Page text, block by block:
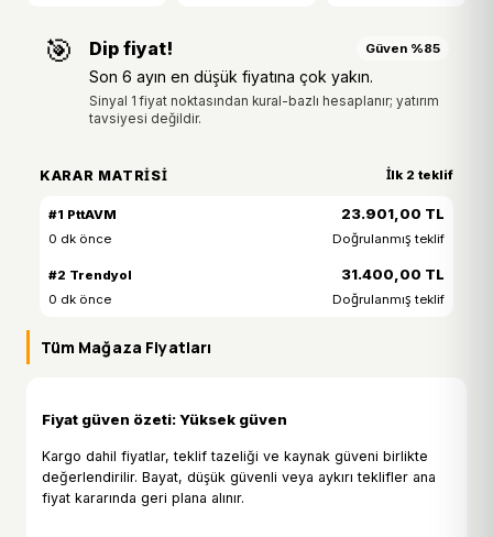
🎯 Dip fiyat! Güven %85
Son 6 ayın en düşük fiyatına çok yakın.
Sinyal 1 fiyat noktasından kural-bazlı hesaplanır; yatırım
tavsiyesi değildir.
KARAR MATRISI İlk 2 teklif
#1 PttAVM 23.901,00 TL
0 dk önce Doğrulanmış teklif
#2 Trendyol 31.400,00 TL
0 dk önce Doğrulanmış teklif
Tüm Mağaza Fiyatları
Fiyat güven özeti: Yüksek güven
Kargo dahil fiyatlar, teklif tazeliği ve kaynak güveni birlikte
değerlendirilir. Bayat, düşük güvenli veya aykırı teklifler ana
fiyat kararında geri plana alınır.